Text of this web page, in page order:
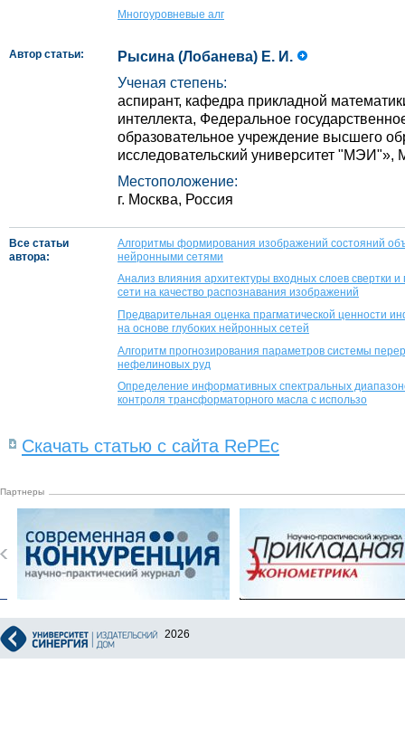
Многоуровневые алг
Автор статьи:
Рысина (Лобанева) Е. И.
Ученая степень:
аспирант, кафедра прикладной
интеллекта, Федеральное
образовательное учреждение высшего
исследовательский университет "МЭИ"»,
Местоположение:
г. Москва, Россия
Все статьи
автора:
Алгоритмы формирования изображений состояний
нейронными сетями
Анализ влияния архитектуры входных слоев свертки
сети на качество распознавания изображений
Предварительная оценка прагматической ценности
на основе глубоких нейронных сетей
Алгоритм прогнозирования параметров системы
нефелиновых руд
Определение информативных спектральных
контроля трансформаторного масла с использо
Скачать статью с сайта RePEc
Партнеры
2026